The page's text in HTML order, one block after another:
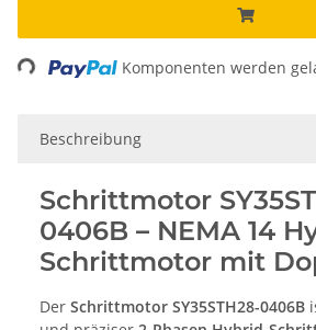
Loading... Komponenten werden
Beschreibung
Schrittmotor
0406B – NEMA 14
Schrittmotor mit
Der Schrittmotor SY35STH28-0406B